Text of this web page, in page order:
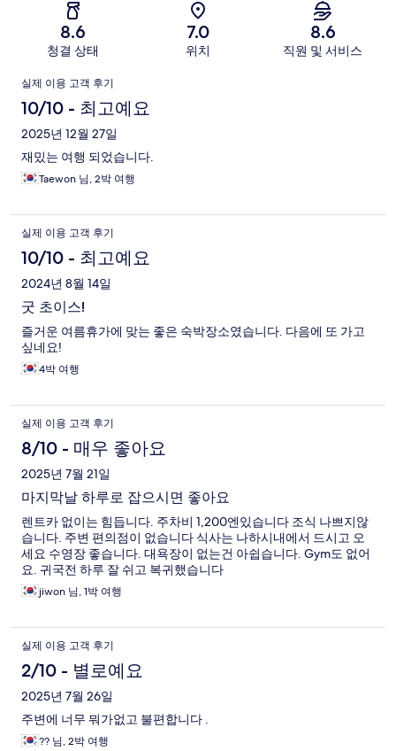
8.6
청결 상태
7.0
위치
8.6
직원 및 서비스
이
용
후
기
실제 이용 고객 후기
10/10 - 최고예요
2025년 12월 27일
재밌는 여행 되었습니다.
Taewon 님, 2박 여행
실제 이용 고객 후기
10/10 - 최고예요
2024년 8월 14일
굿 초이스!
즐거운 여름휴가에 맞는 좋은 숙박장소였습니다. 다음에 또 가고
싶네요!
4박 여행
실제 이용 고객 후기
8/10 - 매우 좋아요
2025년 7월 21일
마지막날 하루로 잡으시면 좋아요
렌트카 없이는 힘듭니다. 주차비 1,200엔있습니다 조식 나쁘지않
습니다. 주변 편의점이 없습니다 식사는 나하시내에서 드시고 오
세요 수영장 좋습니다. 대욕장이 없는건 아쉽습니다. Gym도 없어
요. 귀국전 하루 잘 쉬고 복귀했습니다
jiwon 님, 1박 여행
실제 이용 고객 후기
2/10 - 별로예요
2025년 7월 26일
주변에 너무 뭐가없고 불편합니다 .
?? 님, 2박 여행